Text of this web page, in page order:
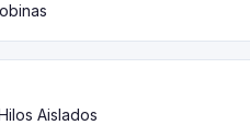
Aislados